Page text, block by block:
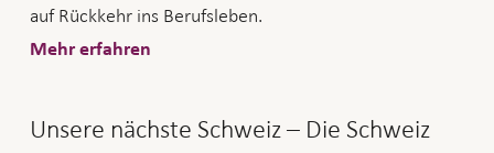
auf Rückkehr ins Berufsleben.
Mehr erfahren
Unsere nächste Schweiz – Die Schweiz